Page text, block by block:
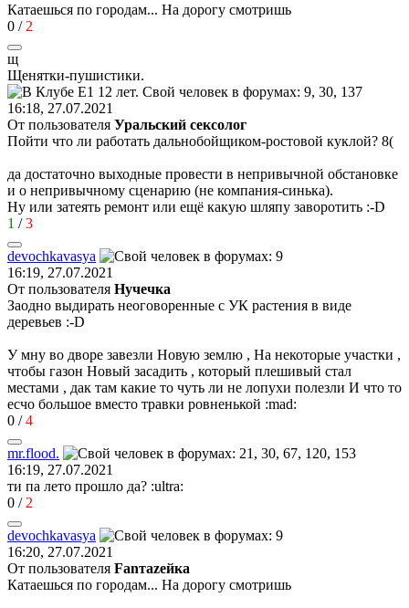
Катаешься по городам... На дорогу смотришь
0 / 2
щ
Щенятки-пушистики.
16:18, 27.07.2021
От пользователя Уральский сексолог
Пойти что ли работать дальнобойщиком-ростовой куклой? 8(
да достаточно выходные провести в непривычной обстановке
и о непривычному сценарию (не компания-синька).
Ну или затеять ремонт или ещё какую шляпу заворотить :-D
1 /3
devochkavasya
16:19, 27.07.2021
От пользователя Нучечка
Заодно выдирать неоговоренные с УК растения в виде
деревьев :-D
У мну во дворе завезли Новую землю , На некоторые участки ,
чтобы газон Новый засадить , который плешивый стал
местами , дак там какие то чуть ли не лопухи полезли И что то
есчо большое вместо травки ровненькой :mad:
0 /4
mr.flood.
16:19, 27.07.2021
ти па лето прошло да? :ultra:
0 / 2
devochkavasya
16:20, 27.07.2021
От пользователя Fanтаzeйкa
Катаешься по городам... На дорогу смотришь